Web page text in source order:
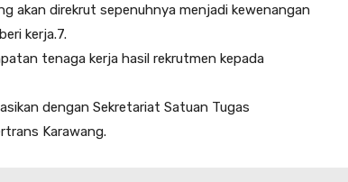
akan direkrut sepenuhnya menjadi kewenangan
kerja.7.
tenaga kerja hasil rekrutmen kepada
dengan Sekretariat Satuan Tugas
Karawang.